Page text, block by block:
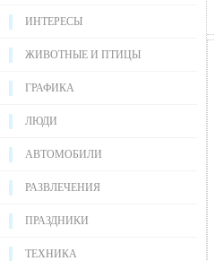
ИНТЕРЕСЫ
ЖИВОТНЫЕ И ПТИЦЫ
ГРАФИКА
ЛЮДИ
АВТОМОБИЛИ
РАЗВЛЕЧЕНИЯ
ПРАЗДНИКИ
ТЕХНИКА